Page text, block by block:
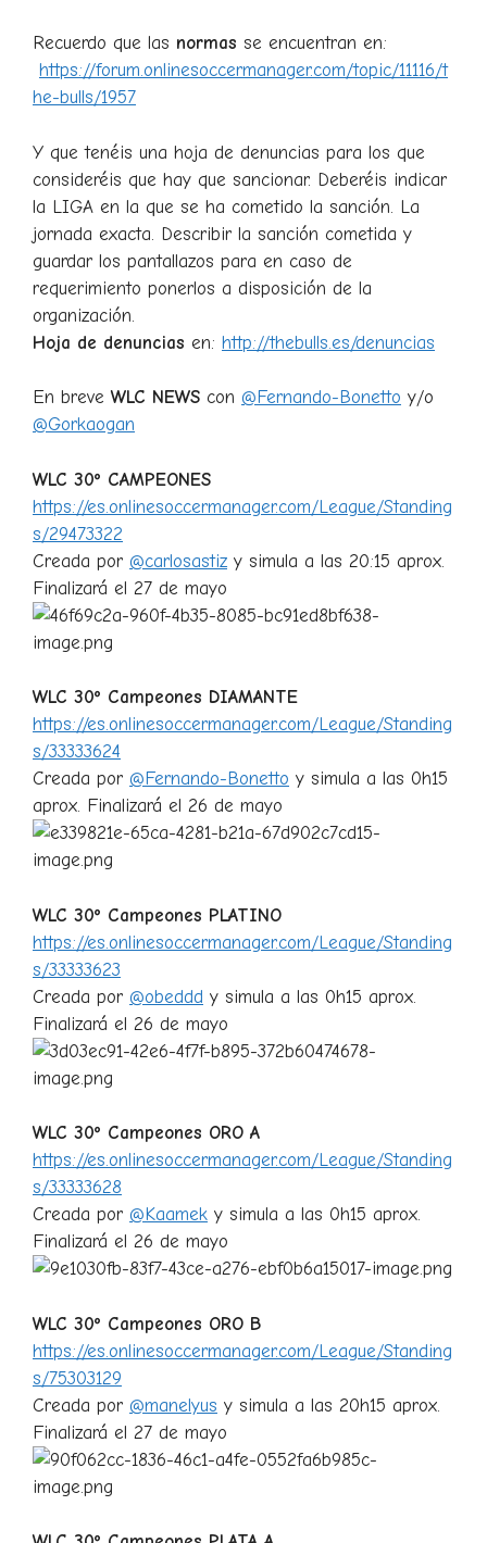
Recuerdo que las normas se encuentran en:
https://forum.onlinesoccermanager.com/topic/11116/t
he-bulls/1957
Y que tenéis una hoja de denuncias para los que
consideréis que hay que sancionar. Deberéis indicar
la LIGA en la que se ha cometido la sanción. La
jornada exacta. Describir la sanción cometida y
guardar los pantallazos para en caso de
requerimiento ponerlos a disposición de la
organización.
Hoja de denuncias en: http://thebulls.es/denuncias
En breve WLC NEWS con @Fernando-Bonetto y/o
@Gorkaogan
WLC 30º CAMPEONES
https://es.onlinesoccermanager.com/League/Standing
s/29473322
Creada por @carlosastiz y simula a las 20:15 aprox.
Finalizará el 27 de mayo
WLC 30º Campeones DIAMANTE
https://es.onlinesoccermanager.com/League/Standing
s/33333624
Creada por @Fernando-Bonetto y simula a las 0h15
aprox. Finalizará el 26 de mayo
WLC 30º Campeones PLATINO
https://es.onlinesoccermanager.com/League/Standing
s/33333623
Creada por @obeddd y simula a las 0h15 aprox.
Finalizará el 26 de mayo
WLC 30º Campeones ORO A
https://es.onlinesoccermanager.com/League/Standing
s/33333628
Creada por @Kaamek y simula a las 0h15 aprox.
Finalizará el 26 de mayo
WLC 30º Campeones ORO B
https://es.onlinesoccermanager.com/League/Standing
s/75303129
Creada por @manelyus y simula a las 20h15 aprox.
Finalizará el 27 de mayo